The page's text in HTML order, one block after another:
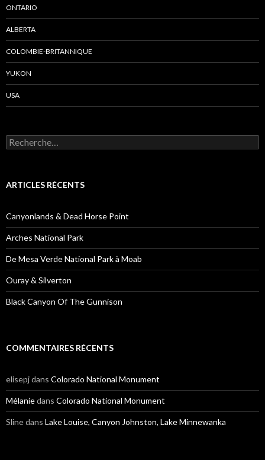
ONTARIO
ALBERTA
COLOMBIE-BRITANNIQUE
YUKON
USA
R
e
e
h
e
r
:
ARTICLES RÉCENTS
Canyonlands & Dead Horse Point
Arches National Park
De Mesa Verde National Park à Moab
Ouray & Silverton
Black Canyon Of The Gunnison
COMMENTAIRES RÉCENTS
elisepjdans Colorado National Monument
Mélaniedans Colorado National Monument
Slinedans Lake Louise, Canyon Johnston, Lake Minnewanka